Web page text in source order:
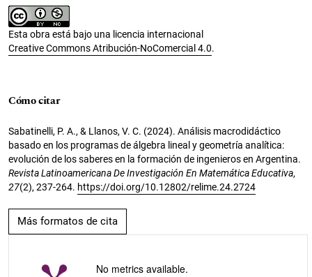
Esta obra está bajo una licencia internacional
Creative Commons Atribución-NoComercial 4.0.
Cómo citar
Sabatinelli, P. A., & Llanos, V. C. (2024). Análisis macrodidáctico
basado en los programas de álgebra lineal y geometría analítica:
evolución de los saberes en la formación de ingenieros en Argentina.
Revista Latinoamericana De Investigación En Matemática Educativa,
27(2), 237-264. https://doi.org/10.12802/relime.24.2724
Más formatos de cita
No metrics available.